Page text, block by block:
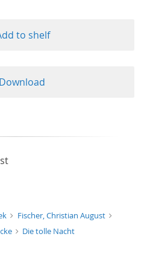
to shelf
Download
Fischer, Christian August
Die tolle Nacht